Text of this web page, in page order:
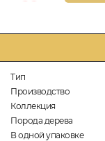
Тип
Производство
Коллекция
Порода дерева
В одной упаковке